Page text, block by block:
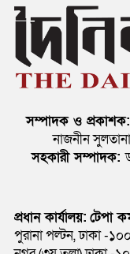
সম্পাদক ও প্রকাশক:
নাজনীন
সহকারী সম্পাদক:
প্রধান কার্যালয়: টেপা
পুরানা পল্টন, ঢাকা -